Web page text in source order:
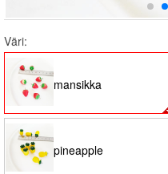
Väri:
mansikka
pineapple